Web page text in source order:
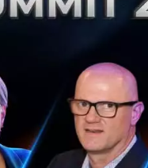
of
บสำนักงานส่ง